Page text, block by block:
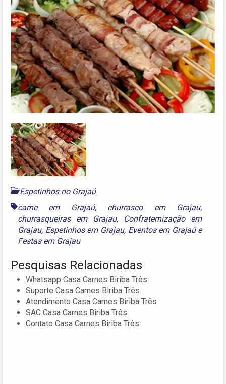
Espetinhos no Grajaú
carne em Grajaú, churrasco em Grajau,
churrasqueiras em Grajau, Confraternização em
Grajau, Espetinhos em Grajau, Eventos em Grajaúe
Festas em Grajau
Pesquisas Relacionadas
Whatsapp Casa Carnes Biriba Três
Suporte Casa Carnes Biriba Três
Atendimento Casa Carnes Biriba Três
SAC Casa Carnes Biriba Três
Contato Casa Carnes Biriba Três